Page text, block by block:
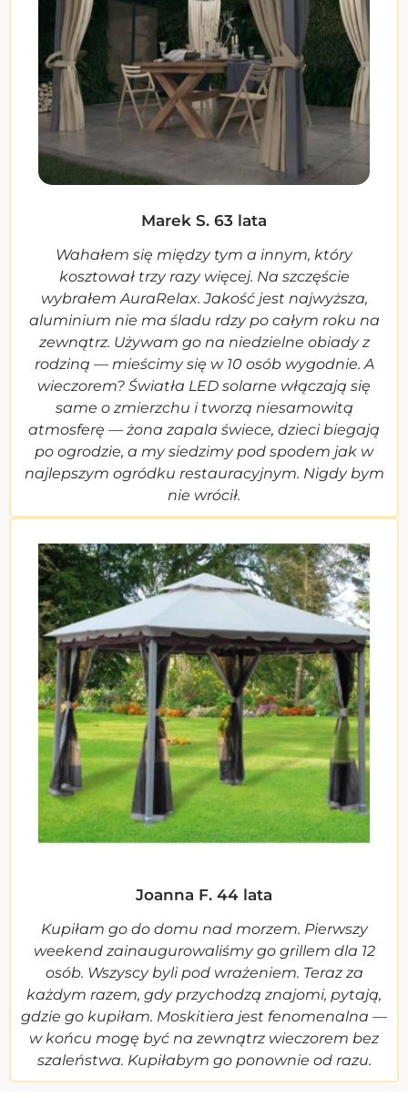
Marek S. 63 lata
Wahałem się między tym a innym, który
kosztował trzy razy więcej. Na szczęście
wybrałem AuraRelax. Jakość jest najwyższa,
aluminium nie ma śladu rdzy po całym roku na
zewnątrz. Używam go na niedzielne obiady z
rodziną — mieścimy się w 10 osób wygodnie. A
wieczorem? Światła LED solarne włączają się
same o zmierzchu i tworzą niesamowitą
atmosferę — żona zapala świece, dzieci biegają
po ogrodzie, a my siedzimy pod spodem jak w
najlepszym ogródku restauracyjnym. Nigdy bym
nie wrócił.
Joanna F. 44 lata
Kupiłam go do domu nad morzem. Pierwszy
weekend zainaugurowaliśmy go grillem dla 12
osób. Wszyscy byli pod wrażeniem. Teraz za
każdym razem, gdy przychodzą znajomi, pytają,
gdzie go kupiłam. Moskitiera jest fenomenalna —
w końcu mogę być na zewnątrz wieczorem bez
szaleństwa. Kupiłabym go ponownie od razu.